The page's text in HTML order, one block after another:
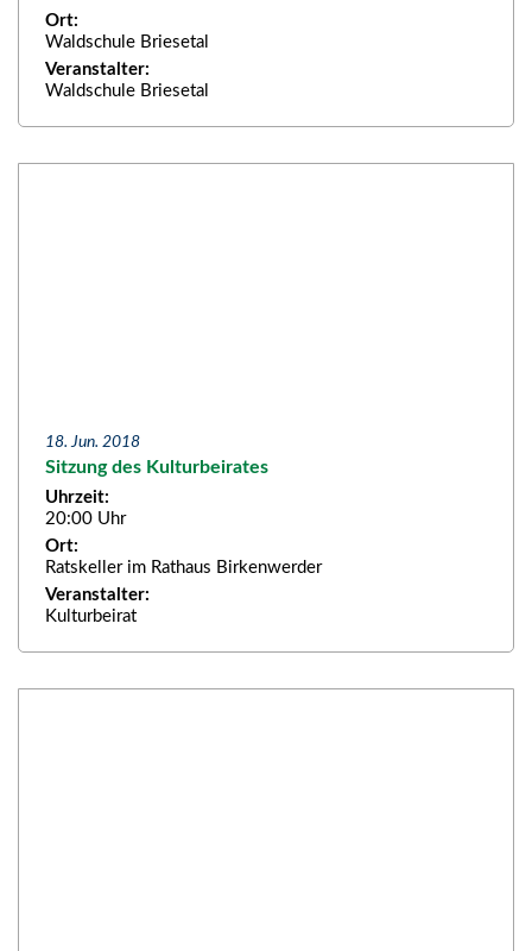
Ort:
Waldschule Briesetal
Veranstalter:
Waldschule Briesetal
18. Jun. 2018
Sitzung des Kulturbeirates
Uhrzeit:
20:00 Uhr
Ort:
Ratskeller im Rathaus Birkenwerder
Veranstalter:
Kulturbeirat